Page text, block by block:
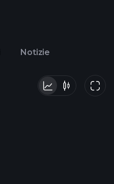
Notizie